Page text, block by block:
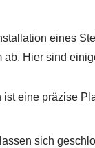
eines
ab. Hier sind
ist eine präzise
sich